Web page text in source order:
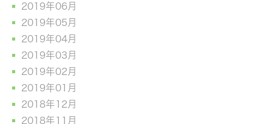
2019年06月
2019年05月
2019年04月
2019年03月
2019年02月
2019年01月
2018年12月
2018年11月